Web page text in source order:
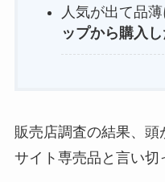
人気が出て品
ップから購入
販売店調査の結果、
サイト専売品と言い切